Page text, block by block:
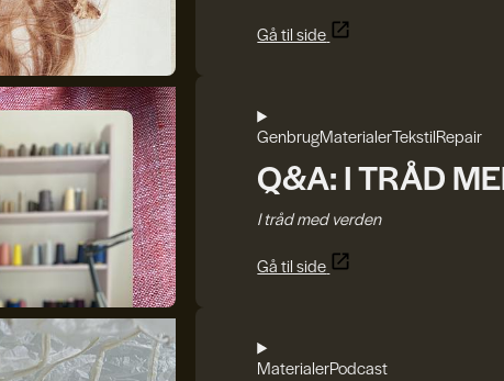
Gå til side
GenbrugMaterialerTekstilRepair
Q&A: I TRÅD
I tråd med verden
Gå til side
MaterialerPodcast